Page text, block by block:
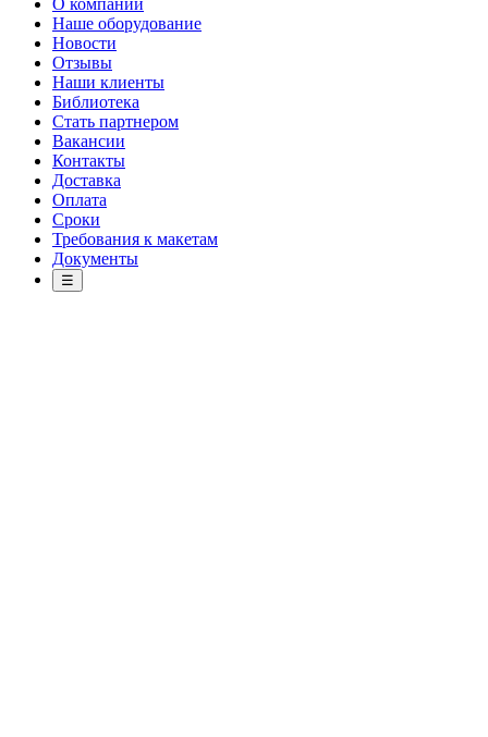
О компании
Наше оборудование
Новости
Отзывы
Наши клиенты
Библиотека
Стать партнером
Вакансии
Контакты
Доставка
Оплата
Сроки
Требования к макетам
Документы
☰